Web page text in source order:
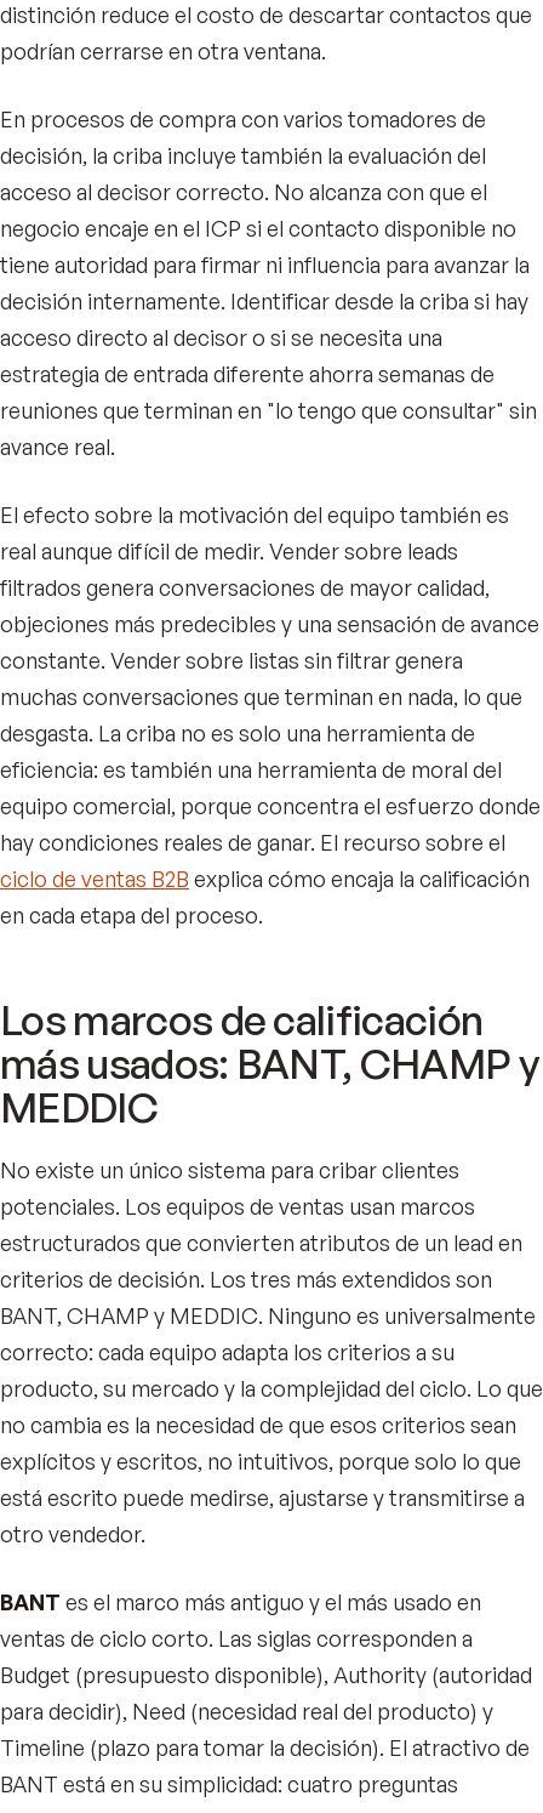
distinción reduce el costo de descartar contactos que
podrían cerrarse en otra ventana.
En procesos de compra con varios tomadores de
decisión, la criba incluye también la evaluación del
acceso al decisor correcto. No alcanza con que el
negocio encaje en el ICP si el contacto disponible no
tiene autoridad para firmar ni influencia para avanzar la
decisión internamente. Identificar desde la criba si hay
acceso directo al decisor o si se necesita una
estrategia de entrada diferente ahorra semanas de
reuniones que terminan en "lo tengo que consultar" sin
avance real.
El efecto sobre la motivación del equipo también es
real aunque difícil de medir. Vender sobre leads
filtrados genera conversaciones de mayor calidad,
objeciones más predecibles y una sensación de avance
constante. Vender sobre listas sin filtrar genera
muchas conversaciones que terminan en nada, lo que
desgasta. La criba no es solo una herramienta de
eficiencia: es también una herramienta de moral del
equipo comercial, porque concentra el esfuerzo donde
hay condiciones reales de ganar. El recurso sobre el
ciclo de ventas B2B explica cómo encaja la calificación
en cada etapa del proceso.
Los marcos de calificación
más usados: BANT, CHAMP y
MEDDIC
No existe un único sistema para cribar clientes
potenciales. Los equipos de ventas usan marcos
estructurados que convierten atributos de un lead en
criterios de decisión. Los tres más extendidos son
BANT, CHAMP y MEDDIC. Ninguno es universalmente
correcto: cada equipo adapta los criterios a su
producto, su mercado y la complejidad del ciclo. Lo que
no cambia es la necesidad de que esos criterios sean
explícitos y escritos, no intuitivos, porque solo lo que
está escrito puede medirse, ajustarse y transmitirse a
otro vendedor.
BANT es el marco más antiguo y el más usado en
ventas de ciclo corto. Las siglas corresponden a
Budget (presupuesto disponible), Authority (autoridad
para decidir), Need (necesidad real del producto) y
Timeline (plazo para tomar la decisión). El atractivo de
BANT está en su simplicidad: cuatro preguntas